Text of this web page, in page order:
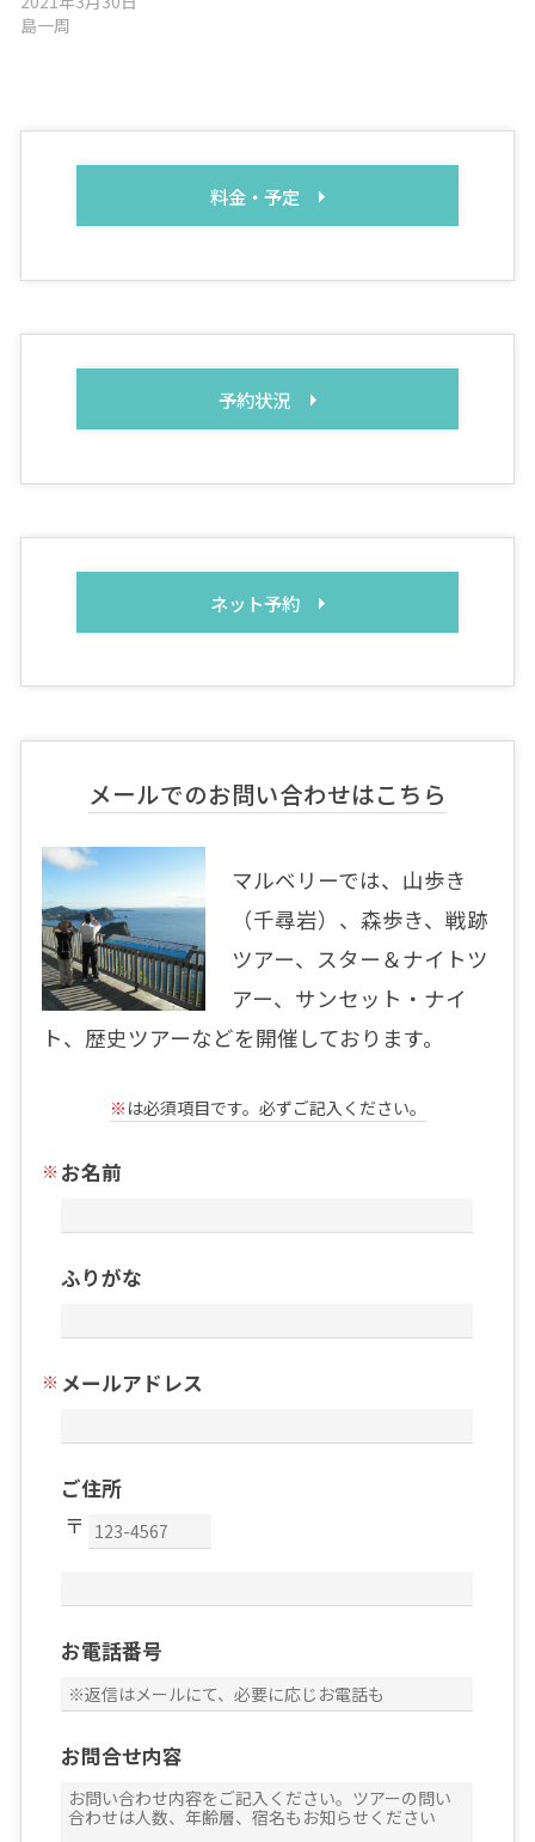
島一周
料金・予定
予約状況
ネット予約
メールでのお問い合わせはこちら
マルベリーでは、山歩き
（千尋岩）、森歩き、戦跡
ツアー、スター＆ナイトツ
アー、サンセット・ナイ
ト、歴史ツアーなどを開催しております。
※ は必須項目です。必ずご記入ください。
お名前
ふりがな
メールアドレス
ご住所
お電話番号
お問合せ内容